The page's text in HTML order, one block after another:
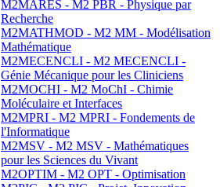
M2MARES - M2 PBR - Physique par
Recherche
M2MATHMOD - M2 MM - Modélisation
Mathématique
M2MECENCLI - M2 MECENCLI -
Génie Mécanique pour les Cliniciens
M2MOCHI - M2 MoChI - Chimie
Moléculaire et Interfaces
M2MPRI - M2 MPRI - Fondements de
l'Informatique
M2MSV - M2 MSV - Mathématiques
pour les Sciences du Vivant
M2OPTIM - M2 OPT - Optimisation